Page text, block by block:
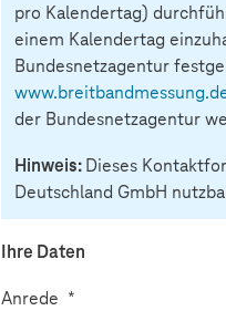
pro Kalendertag)
einem Kalendertag
Bundesnetzagentur
der Bundesnetzagentur
Hinweis:Dieses
Deutschland GmbH
Ihre Daten
Anrede Pflichtfeld
*